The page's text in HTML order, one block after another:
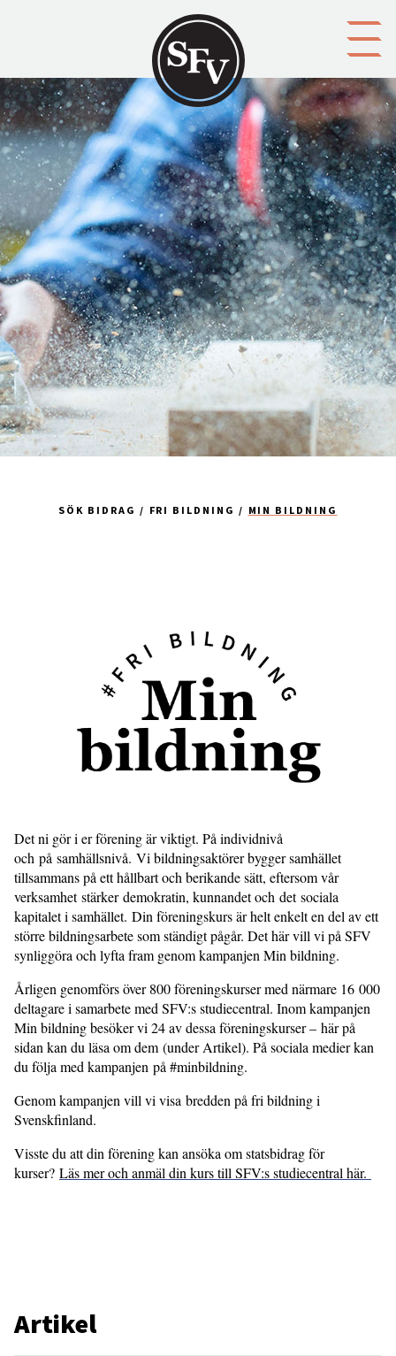
SÖK BIDRAG FRI BILDNING MIN BILDNING
Det ni gör i er förening är viktigt. På individnivå
och på samhällsnivå. Vi bildningsaktörer bygger samhället
tillsammans på ett hållbart och berikande sätt, eftersom vår
verksamhet stärker demokratin, kunnandet och det sociala
kapitalet i samhället. Din föreningskurs är helt enkelt en del av ett
större bildningsarbete som ständigt pågår. Det här vill vi på SFV
synliggöra och lyfta fram genom kampanjen Min bildning.
Årligen genomförs över 800 föreningskurser med närmare 16 000
deltagare i samarbete med SFV:s studiecentral. Inom kampanjen
Min bildning besöker vi 24 av dessa föreningskurser – här på
sidan kan du läsa om dem (under Artikel). På sociala medier kan
du följa med kampanjen på #minbildning.
Genom kampanjen vill vi visa bredden på fri bildning i
Svenskfinland.
Visste du att din förening kan ansöka om statsbidrag för
kurser? Läs mer och anmäl din kurs till SFV:s studiecentral här.
Artikel